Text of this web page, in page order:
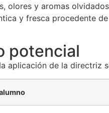
olores y aromas
y fresca procedente
potencial
aplicación de la directriz